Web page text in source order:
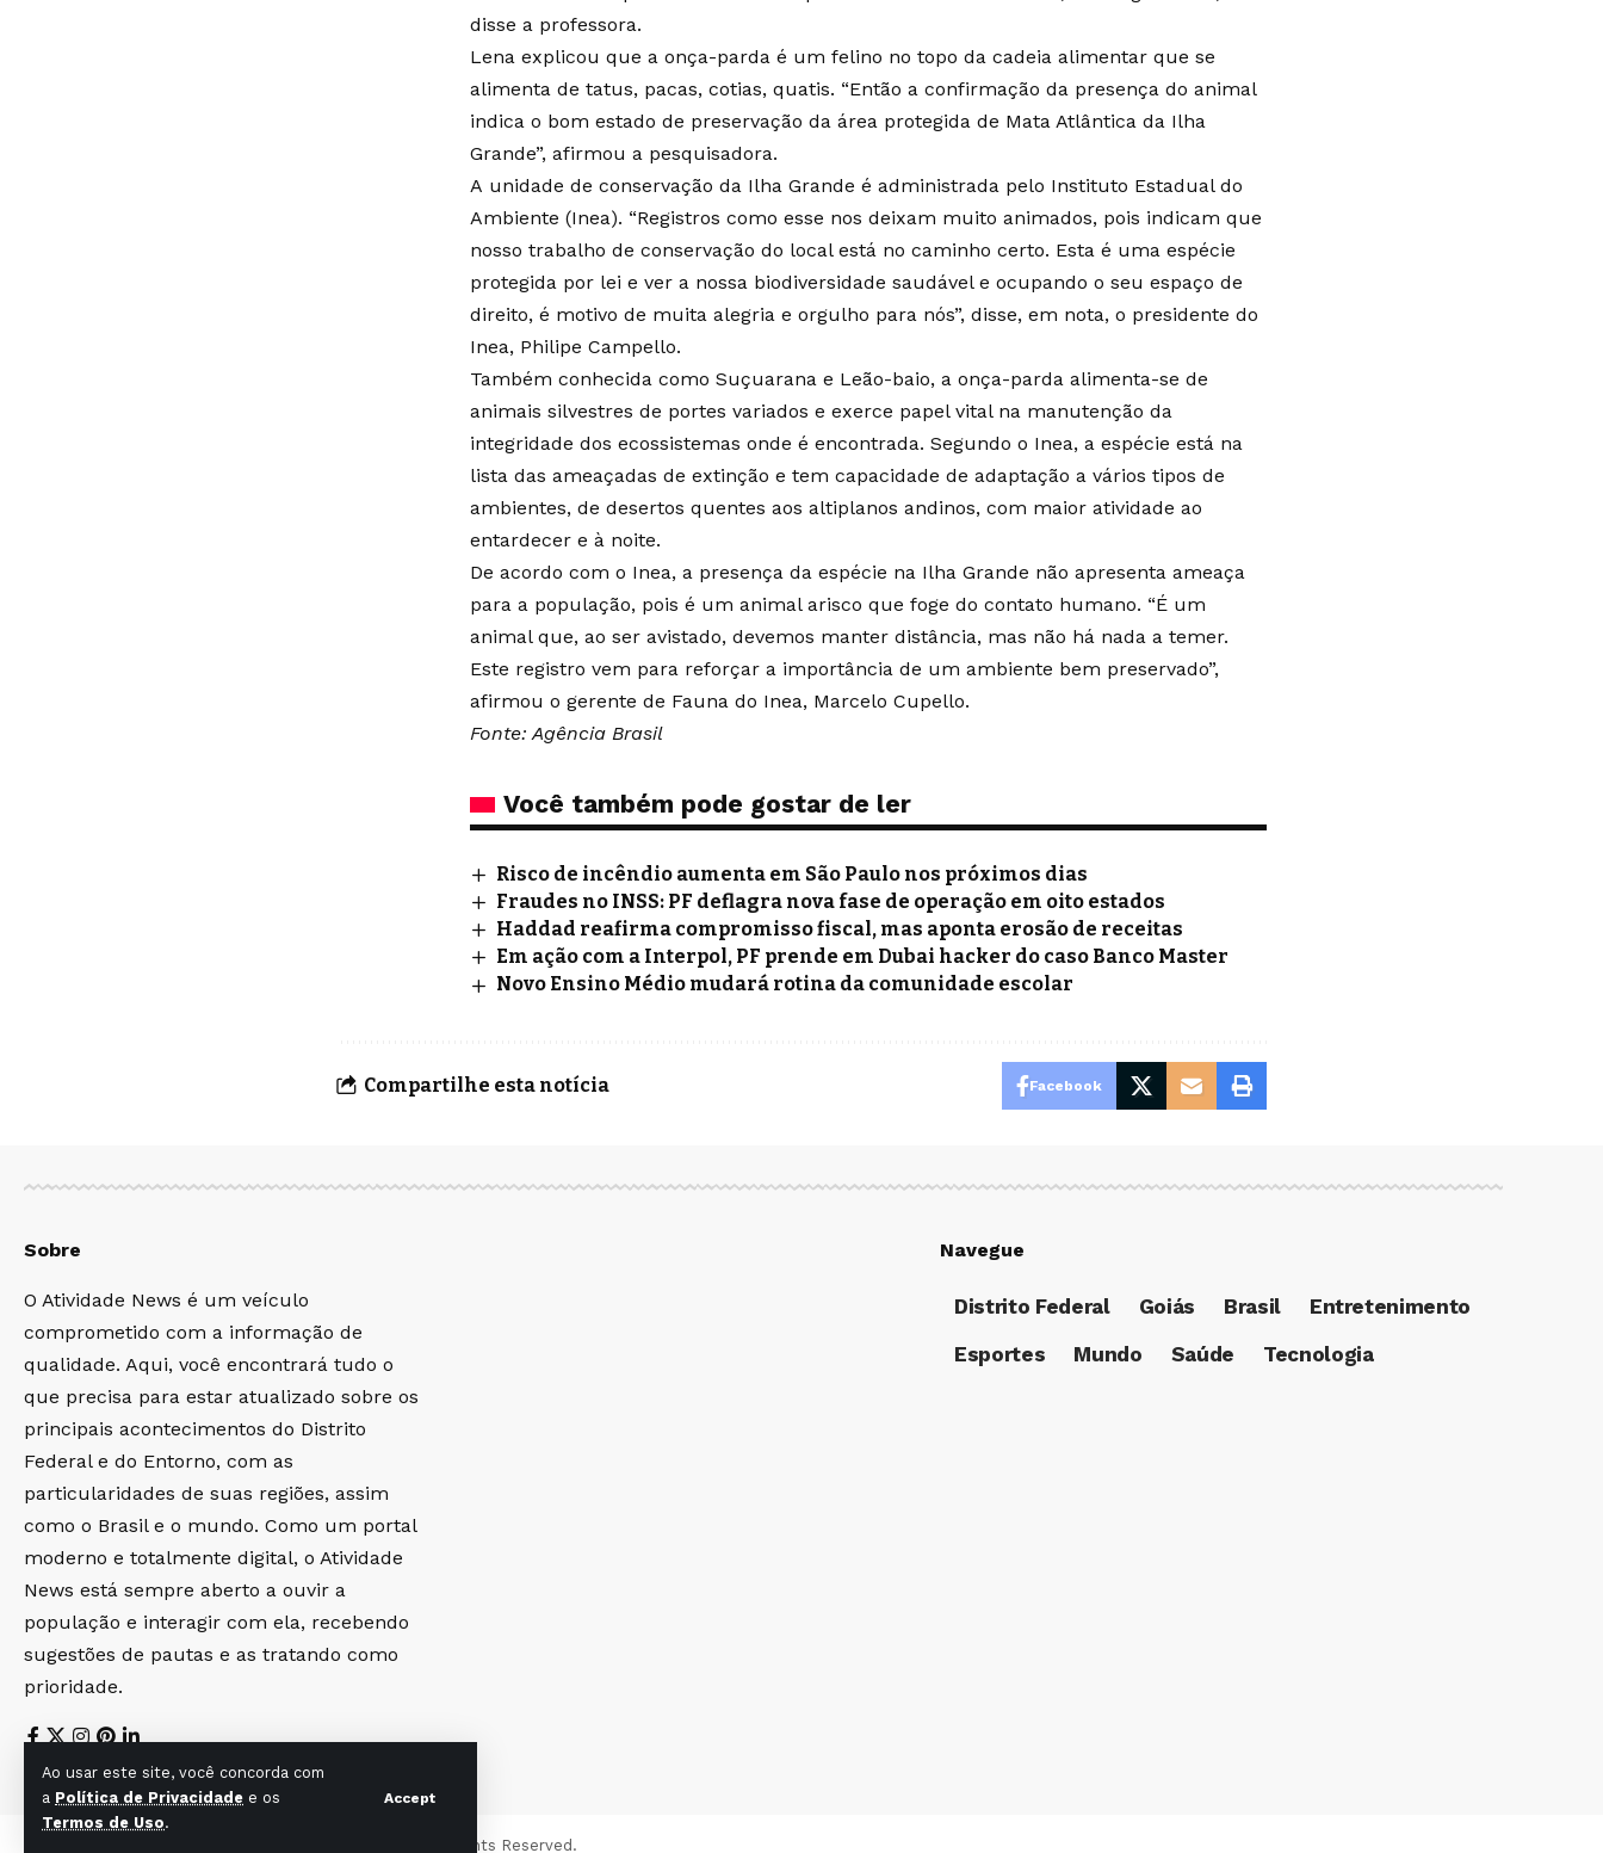
Ao usar este site, você concorda com
a Política de Privacidade e os
Termos de Uso.
Accept
disse a professora.
Lena explicou que a onça-parda é um felino no topo da cadeia alimentar que se
alimenta de tatus, pacas, cotias, quatis. “Então a confirmação da presença do animal
indica o bom estado de preservação da área protegida de Mata Atlântica da Ilha
Grande”, afirmou a pesquisadora.
A unidade de conservação da Ilha Grande é administrada pelo Instituto Estadual do
Ambiente (Inea). “Registros como esse nos deixam muito animados, pois indicam que
nosso trabalho de conservação do local está no caminho certo. Esta é uma espécie
protegida por lei e ver a nossa biodiversidade saudável e ocupando o seu espaço de
direito, é motivo de muita alegria e orgulho para nós”, disse, em nota, o presidente do
Inea, Philipe Campello.
Também conhecida como Suçuarana e Leão-baio, a onça-parda alimenta-se de
animais silvestres de portes variados e exerce papel vital na manutenção da
integridade dos ecossistemas onde é encontrada. Segundo o Inea, a espécie está na
lista das ameaçadas de extinção e tem capacidade de adaptação a vários tipos de
ambientes, de desertos quentes aos altiplanos andinos, com maior atividade ao
entardecer e à noite.
De acordo com o Inea, a presença da espécie na Ilha Grande não apresenta ameaça
para a população, pois é um animal arisco que foge do contato humano. “É um
animal que, ao ser avistado, devemos manter distância, mas não há nada a temer.
Este registro vem para reforçar a importância de um ambiente bem preservado”,
afirmou o gerente de Fauna do Inea, Marcelo Cupello.
Fonte: Agência Brasil
Você também pode gostar de ler
Risco de incêndio aumenta em São Paulo nos próximos dias
Fraudes no INSS: PF deflagra nova fase de operação em oito estados
Haddad reafirma compromisso fiscal, mas aponta erosão de receitas
Em ação com a Interpol, PF prende em Dubai hacker do caso Banco Master
Novo Ensino Médio mudará rotina da comunidade escolar
Compartilhe esta notícia Facebook
Sobre
O Atividade News é um veículo
comprometido com a informação de
qualidade. Aqui, você encontrará tudo o
que precisa para estar atualizado sobre os
principais acontecimentos do Distrito
Federal e do Entorno, com as
particularidades de suas regiões, assim
como o Brasil e o mundo. Como um portal
moderno e totalmente digital, o Atividade
News está sempre aberto a ouvir a
população e interagir com ela, recebendo
sugestões de pautas e as tratando como
prioridade.
Navegue
Distrito Federal Goiás Brasil
Entretenimento
Esportes
Mundo Saúde Tecnologia
© Foxiz News Network. Ruby Design Company. All Rights Reserved.